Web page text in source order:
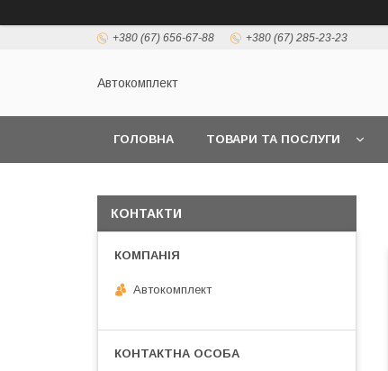
+380 (67) 656-67-88 +380 (67) 285-23-23
Автокомплект
ГОЛОВНА ТОВАРИ ТА ПОСЛУГИ
КОНТАКТИ
Автокомплект